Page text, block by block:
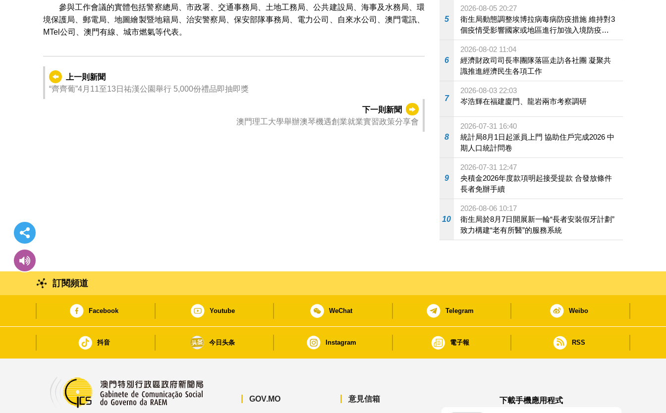
參與工作會議的實體包括警察總局、市政署、交通事務局、土地工務局、公共建設局、海事及水務局、環
境保護局、郵電局、地圖繪製暨地籍局、治安警察局、保安部隊事務局、電力公司、自來水公司、澳門電訊、
MTel公司、澳門有線、城市燃氣等代表。
上一則新聞
“齊齊葡”4月11至13日祐漢公園舉行 5,000份禮品即抽即獎
下一則新聞
澳門理工大學舉辦澳琴機遇創業就業實習政策分享會
5
2026-08-05 20:27
衛生局動態調整埃博拉病毒病防疫措施 維持對3
個疫情受影響國家或地區進行加強入境防疫措
施
6
2026-08-02 11:04
經濟財政司司長率團隊落區走訪各社團 凝聚共
識推進經濟民生各項工作
7
2026-08-03 22:03
岑浩輝在福建廈門、龍岩兩市考察調研
8
2026-07-31 16:40
統計局8月1日起派員上門 協助住戶完成2026 中
期人口統計問卷
9
2026-07-31 12:47
央積金2026年度款項明起接受提款 合發放條件
長者免辦手續
10
2026-08-06 10:17
衛生局於8月7日開展新一輪“長者安裝假牙計劃”
致力構建“老有所醫”的服務系統
訂閱頻道
Facebook Youtube WeChat Telegram Weibo
抖音 今日头条 Instagram 電子報 RSS
GOV.MO 意見信箱
下載手機應用程式